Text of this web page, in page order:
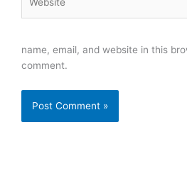
name, email, and website in this
comment.